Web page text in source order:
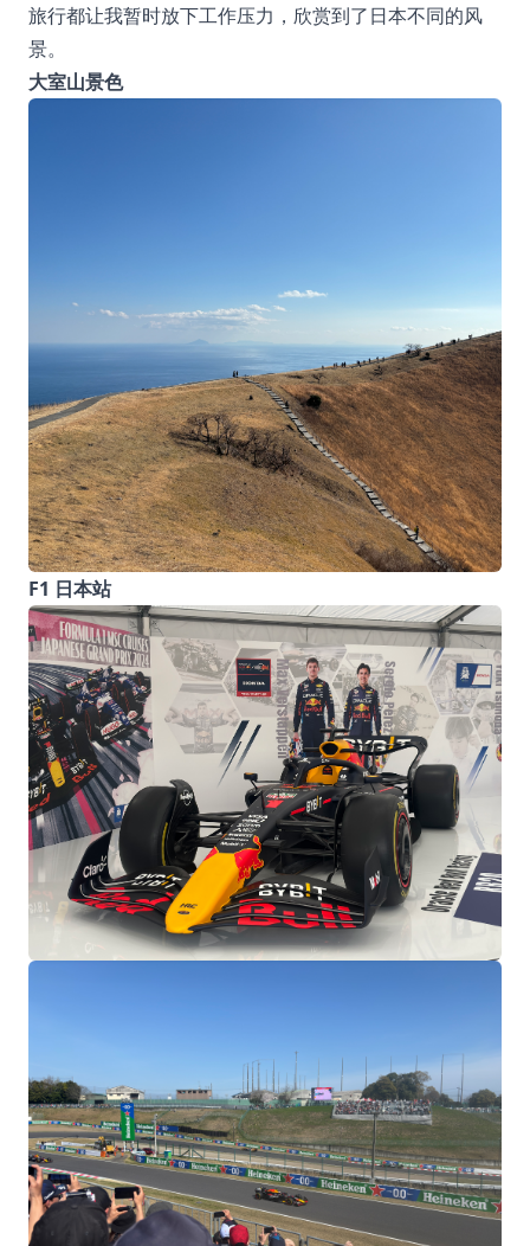
旅行都让我暂时放下工作压力，欣赏到了日本不同的风
景。
大室山景色
F1 日本站